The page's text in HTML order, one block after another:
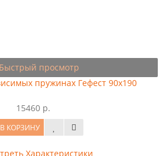
Быстрый просмотр
пружинах Гефест 90x190
15460 р.
В КОРЗИНУ
Характеристики